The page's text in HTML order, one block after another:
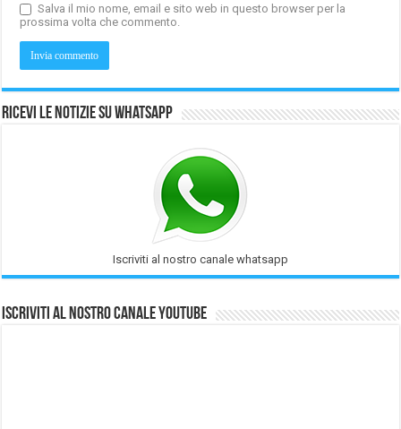
Salva il mio nome, email e sito web in questo browser per la
prossima volta che commento.
Ricevi le notizie su Whatsapp
Iscriviti al nostro canale whatsapp
Iscriviti al nostro Canale Youtube